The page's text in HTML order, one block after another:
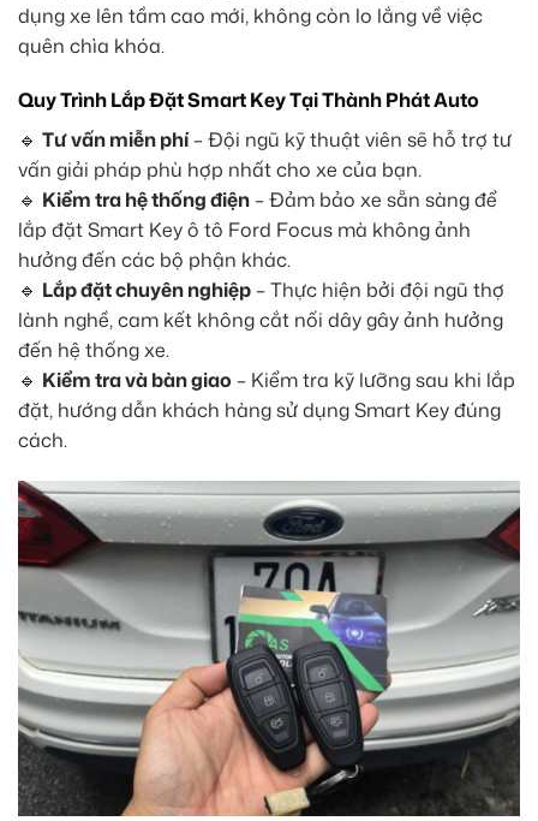
dụng xe lên tầm cao mới, không còn lo lắng về việc
quên chìa khóa.
Quy Trình Lắp Đặt Smart Key Tại Thành Phát Auto
🔹 Tư vấn miễn phí– Đội ngũ kỹ thuật viên sẽ hỗ trợ tư
vấn giải pháp phù hợp nhất cho xe của bạn.
🔹 Kiểm tra hệ thống điện – Đảm bảo xe sẵn sàng để
lắp đặt Smart Key ô tô Ford Focus mà không ảnh
hưởng đến các bộ phận khác.
🔹 Lắp đặt chuyên nghiệp – Thực hiện bởi đội ngũ thợ
lành nghề, cam kết không cắt nối dây gây ảnh hưởng
đến hệ thống xe.
🔹 Kiểm tra và bàn giao – Kiểm tra kỹ lưỡng sau khi lắp
đặt, hướng dẫn khách hàng sử dụng Smart Key đúng
cách.